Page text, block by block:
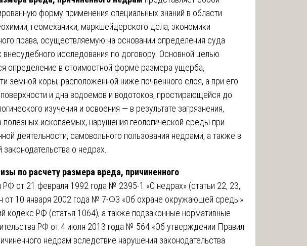
форму применения специальных знаний в области
геомеханики, маркшейдерского дела, экономики
права, осуществляемую на основании определения суда
внесудебного исследования по договору. Основной целью
определение в стоимостной форме размера ущерба,
земной коры, расположенной ниже почвенного слоя, а при его
и дна водоемов и водотоков, простирающейся до
изучения и освоения — в результате загрязнения,
полезных ископаемых, нарушения геологической среды при
деятельности, самовольного пользования недрами, а также в
о недрах.
по расчету размера вреда, причиненного
РФ от 21 февраля 1992 года № 2395-1 «О недрах» (статьи 22, 23,
от 10 января 2002 года № 7-ФЗ «Об охране окружающей среды»
кодекс РФ (статья 1064), а также подзаконные нормативные
РФ от 4 июля 2013 года № 564 «Об утверждении Правил
недрам вследствие нарушения законодательства